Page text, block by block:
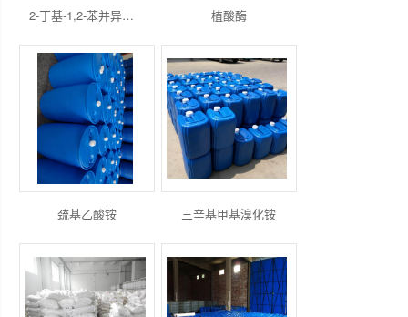
2-丁基-1,2-苯并异噻唑啉-3-酮（BBIT） 植酸酶
巯基乙酸铵 三辛基甲基溴化铵